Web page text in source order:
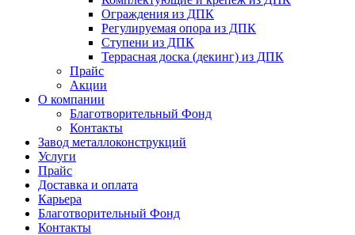
Ограждения из ДПК
Регулируемая опора из ДПК
Ступени из ДПК
Террасная доска (декинг) из ДПК
Прайс
Акции
О компании
Благотворительный Фонд
Контакты
Завод металлоконструкций
Услуги
Прайс
Доставка и оплата
Карьера
Благотворительный Фонд
Контакты